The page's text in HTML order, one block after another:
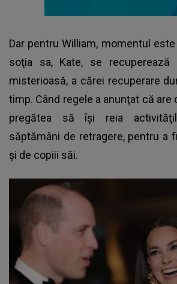
Dar pentru William, momentul
soţia sa, Kate, se recuperează
misterioasă, a cărei recuperare
timp. Când regele a anunţat că are
pregătea să îşi reia
săptămâni de retragere, pentru a
şi de copiii săi.